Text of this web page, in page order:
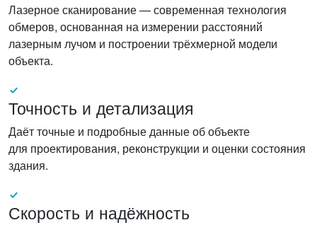
Лазерное сканирование — современная технология
обмеров, основанная на измерении расстояний
лазерным лучом и построении трёхмерной модели
объекта.
Точность и детализация
Даёт точные и подробные данные об объекте
для проектирования, реконструкции и оценки состояния
здания.
Скорость и надёжность